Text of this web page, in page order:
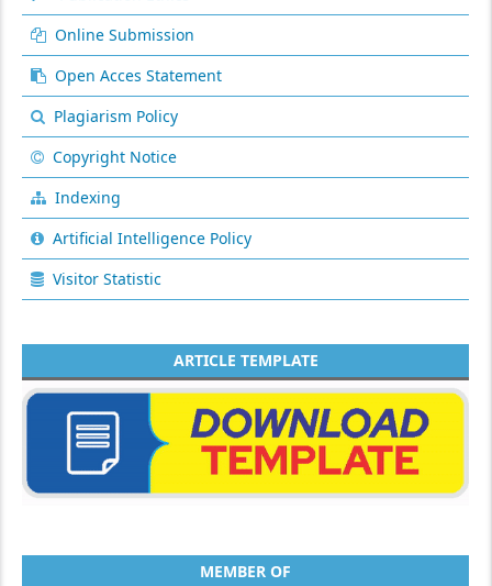
Online Submission
Open Acces Statement
Plagiarism Policy
Copyright Notice
Indexing
Artificial Intelligence Policy
Visitor Statistic
ARTICLE TEMPLATE
MEMBER OF